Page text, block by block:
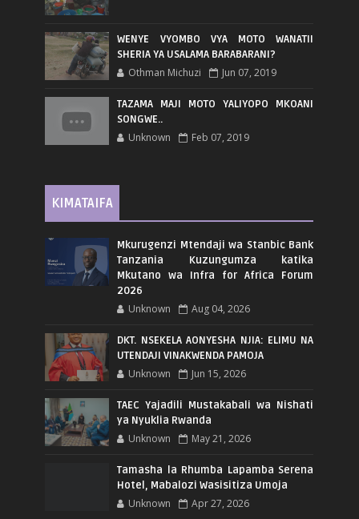
WENYE VYOMBO VYA MOTO WANATII
SHERIA YA USALAMA BARABARANI?
Othman Michuzi Jun 07, 2019
TAZAMA MAJI MOTO YALIYOPO MKOANI
SONGWE..
Unknown Feb 07, 2019
KIMATAIFA
Mkurugenzi Mtendaji wa Stanbic Bank
Tanzania Kuzungumza katika
Mkutano wa Infra for Africa Forum
2026
Unknown Aug 04, 2026
DKT. NSEKELA AONYESHA NJIA: ELIMU NA
UTENDAJI VINAKWENDA PAMOJA
Unknown Jun 15, 2026
TAEC Yajadili Mustakabali wa Nishati
ya Nyuklia Rwanda
Unknown May 21, 2026
Tamasha la Rhumba Lapamba Serena
Hotel, Mabalozi Wasisitiza Umoja
Unknown Apr 27, 2026